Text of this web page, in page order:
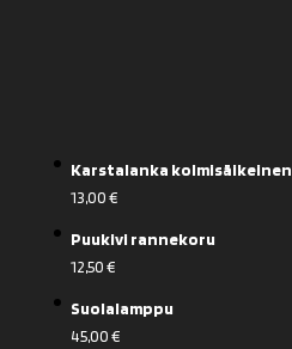
Karstalanka kolmisäikeinen
13,00€
Puukivi rannekoru
12,50€
Suolalamppu
45,00€